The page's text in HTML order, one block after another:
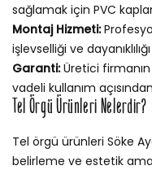
sağlamak için PVC
Montaj Hizmeti:
işlevselliği ve
Garanti:Üretici
vadeli kullanım
Tel Örgü Ürünleri Nelerdir?
Tel örgü ürünleri Söke
belirleme ve estetik